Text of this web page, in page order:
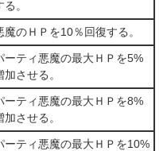
る。
魔のＨＰを10％回復する。
ーティ悪魔の最大ＨＰを5%
加させる。
ーティ悪魔の最大ＨＰを8%
加させる。
ーティ悪魔の最大ＨＰを10%